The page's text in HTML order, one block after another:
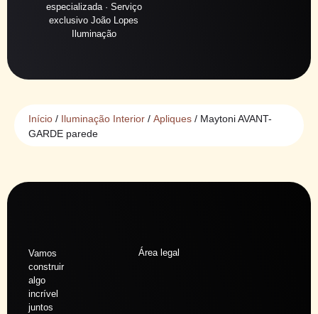
especializada · Serviço
exclusivo João Lopes
Iluminação
Início / Iluminação Interior / Apliques / Maytoni AVANT-
GARDE parede
Vamos
construir
algo
incrível
juntos
Área legal